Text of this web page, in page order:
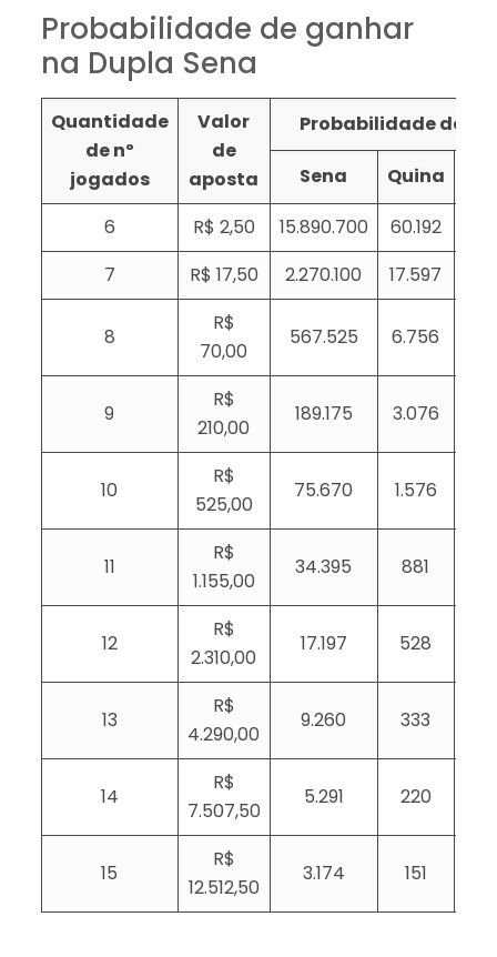
Probabilidade de ganhar
na Dupla Sena
Quantidade
de nº
jogados
Valor
de
aposta
Probabilidade de
Sena Quina
6
R$ 2,50 15.890.700 60.192
7
R$ 17,50 2.270.100 17.597
8
R$
70,00
567.525 6.756
9
R$
210,00
189.175 3.076
10
R$
525,00
75.670 1.576
11
R$
1.155,00
34.395 881
12
R$
2.310,00
17.197 528
13
R$
4.290,00
9.260 333
14
R$
7.507,50
5.291 220
15
R$
12.512,50
3.174 151